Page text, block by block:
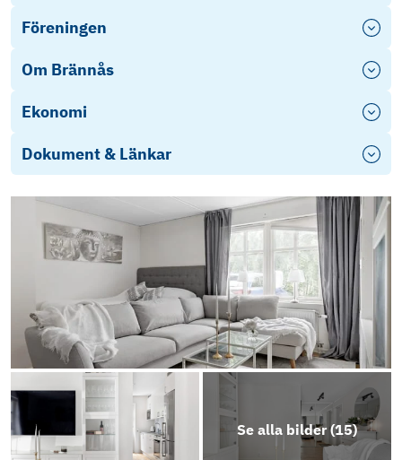
Föreningen
Om Brännås
Ekonomi
Dokument & Länkar
Se alla bilder (15)